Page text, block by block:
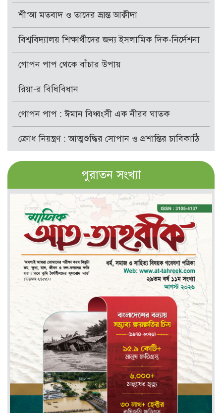
শী‘আ মতবাদ ও তাদের ভ্রান্ত আক্বীদা
বিশ্ববিদ্যালয় শিক্ষার্থীদের জন্য ইসলামিক দিক-নির্দেশনা
গোপন পাপ থেকে বাঁচার উপায়
রিয়া-র বিধিবিধান
গোপন পাপ : ঈমান বিধ্বংসী এক নীরব ঘাতক
ক্রোধ নিয়ন্ত্রণ : আত্মশুদ্ধির সোপান ও প্রশান্তির চাবিকাঠি
পুরাতন সংখ্যা